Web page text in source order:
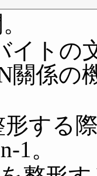
イトの
關係の
する
1。